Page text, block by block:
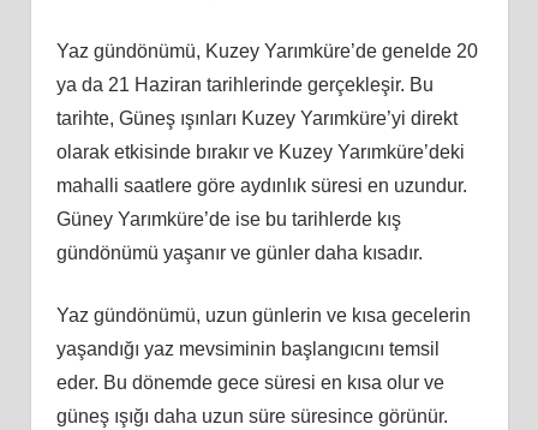
Yaz gündönümü, Kuzey Yarımküre’de genelde 20
ya da 21 Haziran tarihlerinde gerçekleşir. Bu
tarihte, Güneş ışınları Kuzey Yarımküre’yi direkt
olarak etkisinde bırakır ve Kuzey Yarımküre’deki
mahalli saatlere göre aydınlık süresi en uzundur.
Güney Yarımküre’de ise bu tarihlerde kış
gündönümü yaşanır ve günler daha kısadır.
Yaz gündönümü, uzun günlerin ve kısa gecelerin
yaşandığı yaz mevsiminin başlangıcını temsil
eder. Bu dönemde gece süresi en kısa olur ve
güneş ışığı daha uzun süre süresince görünür.